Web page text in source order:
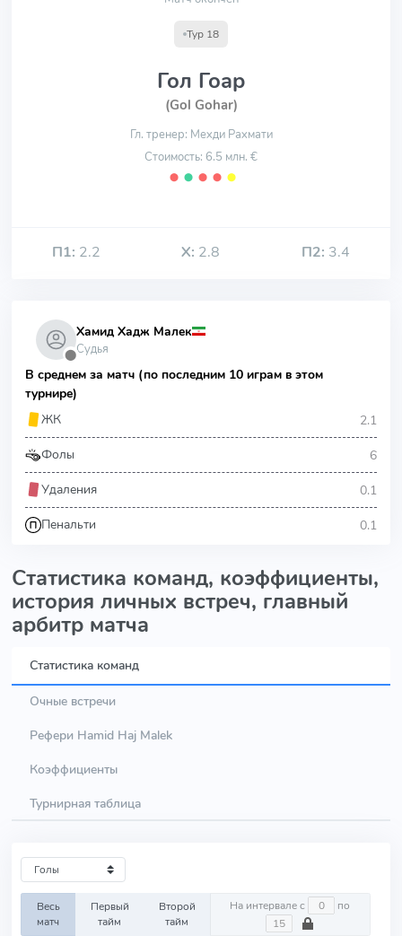
Тур 18
Гол Гоар
(Gol Gohar)
Гл. тренер: Мехди Рахмати
Стоимость: 6.5 млн. €
⬤ ⬤ ⬤ ⬤ ⬤
П1: 2.2 Х: 2.8 П2: 3.4
⬤
Хамид Хадж Малек
Судья
В среднем за матч (по последним 10 играм в этом
турнире)
ЖК
2.1
Фолы 6
Удаления 0.1
Пенальти 0.1
Статистика команд, коэффициенты,
история личных встреч, главный
арбитр матча
Статистика команд
Очные встречи
Рефери Hamid Haj Malek
Коэффициенты
Турнирная таблица
Весь
матч
Первый
тайм
Второй
тайм
На интервале с по